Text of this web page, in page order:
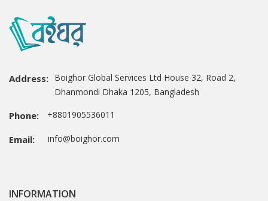
Address: Boighor Global Services Ltd House 32, Road 2,
Dhanmondi Dhaka 1205, Bangladesh
Phone: +8801905536011
Email: info@boighor.com
INFORMATION